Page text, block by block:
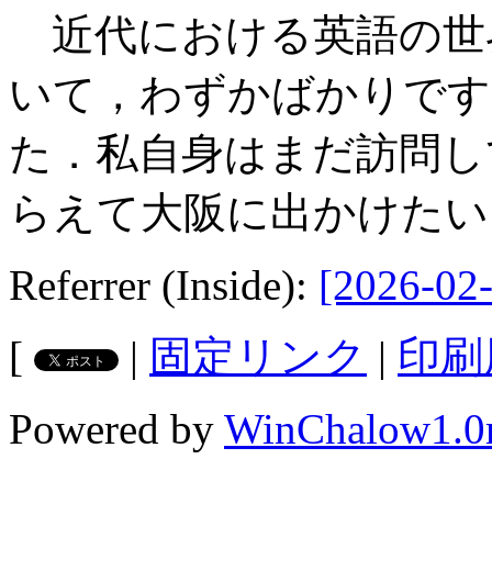
近代における英語の
いて，わずかばかりで
た．私自身はまだ訪問
らえて大阪に出かけた
Referrer (Inside): [2026-
[
| 固定リンク | 印
Powered by